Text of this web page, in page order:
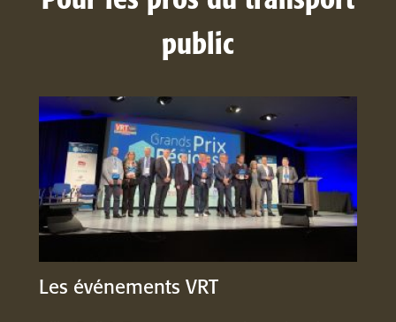
public
Les événements VRT